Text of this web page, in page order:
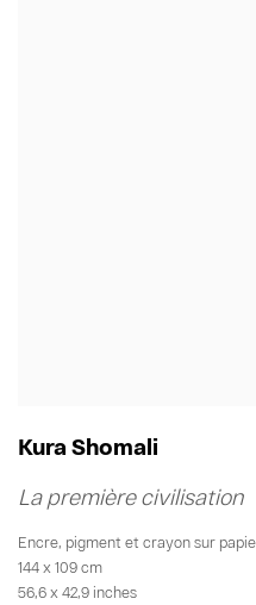
Kura Shomali
La première civilisation
Encre, pigment et crayon sur
144 x 109 cm
56,6 x 42,9 inches